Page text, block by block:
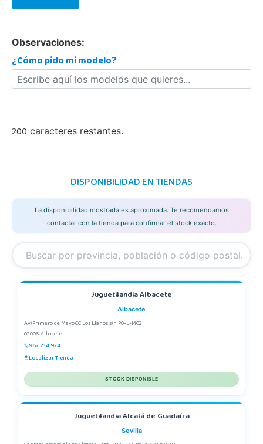
Observaciones:
¿Cómo pido mi modelo?
200 caracteres restantes.
DISPONIBILIDAD EN TIENDAS
La disponibilidad mostrada es aproximada. Te recomendamos
contactar con la tienda para confirmar el stock exacto.
Juguetilandia Albacete
Albacete
Av/Primero de Mayo,CC Los Llanos s/n P0-L-M02
02006, Albacete
967 214 974
Localizar Tienda
STOCK DISPONIBLE
Juguetilandia Alcalá de Guadaíra
Sevilla